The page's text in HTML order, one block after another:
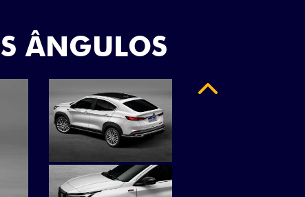
ÂNGULOS
Anterior